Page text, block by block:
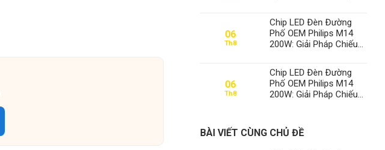
06
Th8
Chip LED Đèn Đường
Phố OEM Philips M14
200W: Giải Pháp Chiếu
Định Vị Thế Số 1 Của
Thành Đạt LED
06
Th8
Chip LED Đèn Đường
Phố OEM Philips M14
200W: Giải Pháp Chiếu
Thành Đạt LED
BÀI VIẾT CÙNG CHỦ ĐỀ